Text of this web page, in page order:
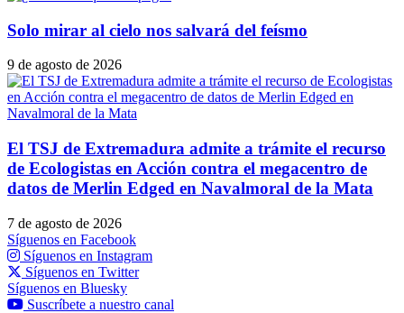
Solo mirar al cielo nos salvará del feísmo
9 de agosto de 2026
El TSJ de Extremadura admite a trámite el recurso
de Ecologistas en Acción contra el megacentro de
datos de Merlin Edged en Navalmoral de la Mata
7 de agosto de 2026
Síguenos en Facebook
Síguenos en Instagram
Síguenos en Twitter
Síguenos en Bluesky
Suscríbete a nuestro canal